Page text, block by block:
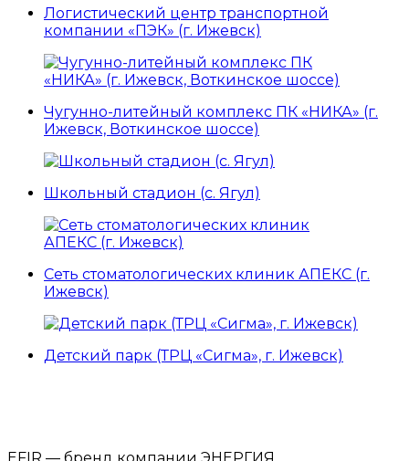
Логистический центр транспортной
компании «ПЭК» (г. Ижевск)
Чугунно-литейный комплекс ПК «НИКА» (г.
Ижевск, Воткинское шоссе)
Школьный стадион (с. Ягул)
Сеть стоматологических клиник АПЕКС (г.
Ижевск)
Детский парк (ТРЦ «Сигма», г. Ижевск)